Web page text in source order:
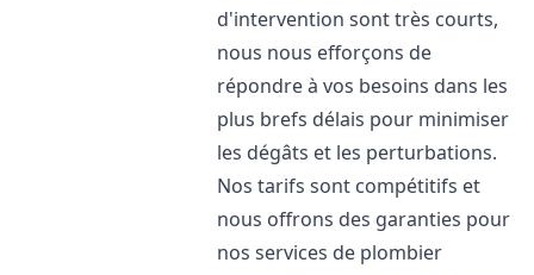
d'intervention sont très courts,
nous nous efforçons de
répondre à vos besoins dans les
plus brefs délais pour minimiser
les dégâts et les perturbations.
Nos tarifs sont compétitifs et
nous offrons des garanties pour
nos services de plombier